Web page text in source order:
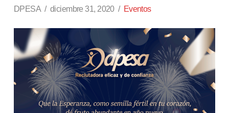
DPESA diciembre 31, 2020 Eventos